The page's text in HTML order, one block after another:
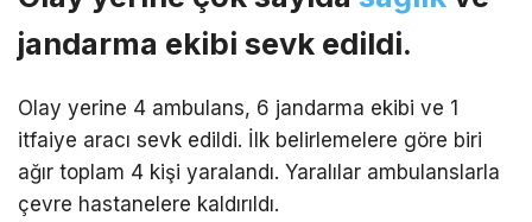
jandarma ekibi sevk edildi.
Olay yerine 4 ambulans, 6 jandarma ekibi ve 1
itfaiye aracı sevk edildi. İlk belirlemelere göre biri
ağır toplam 4 kişi yaralandı. Yaralılar ambulanslarla
çevre hastanelere kaldırıldı.